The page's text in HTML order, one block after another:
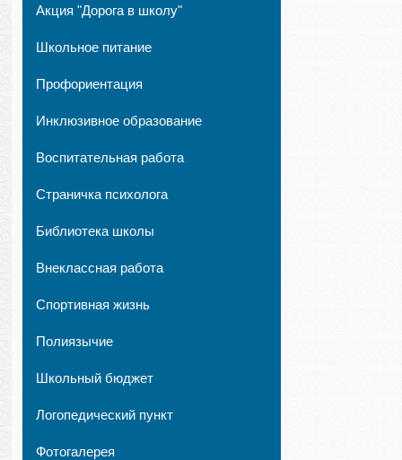
Акция "Дорога в школу"
Школьное питание
Профориентация
Инклюзивное образование
Воспитательная работа
Страничка психолога
Библиотека школы
Внеклассная работа
Спортивная жизнь
Полиязычие
Школьный бюджет
Логопедический пункт
Фотогалерея